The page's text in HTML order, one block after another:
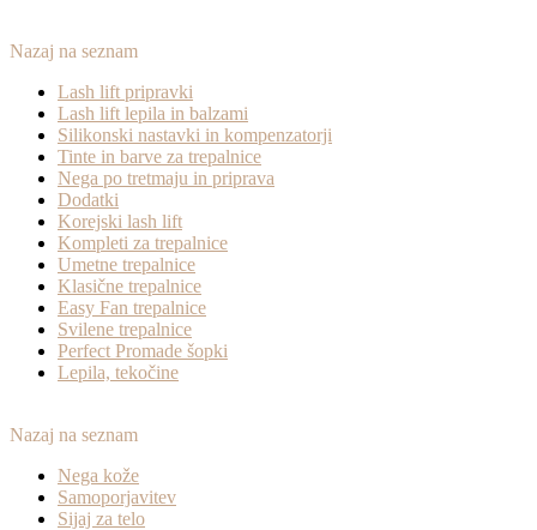
Nazaj na seznam
Lash lift pripravki
Lash lift lepila in balzami
Silikonski nastavki in kompenzatorji
Tinte in barve za trepalnice
Nega po tretmaju in priprava
Dodatki
Korejski lash lift
Kompleti za trepalnice
Umetne trepalnice
Klasične trepalnice
Easy Fan trepalnice
Svilene trepalnice
Perfect Promade šopki
Lepila, tekočine
Nazaj na seznam
Nega kože
Samoporjavitev
Sijaj za telo